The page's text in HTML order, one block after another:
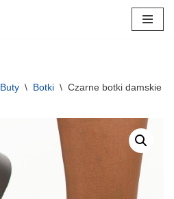
Buty \ Botki \ Czarne botki damskie